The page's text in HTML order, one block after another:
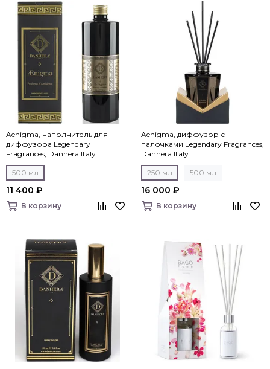
Aenigma, наполнитель для
диффузора Legendary
Fragrances, Danhera Italy
500 мл
11 400 ₽
В корзину
Aenigma, диффузор с
палочками Legendary Fragrances,
Danhera Italy
250 мл 500 мл
16 000 ₽
В корзину